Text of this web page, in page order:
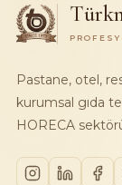
Pastane, otel,
kurumsal gıda
HORECA